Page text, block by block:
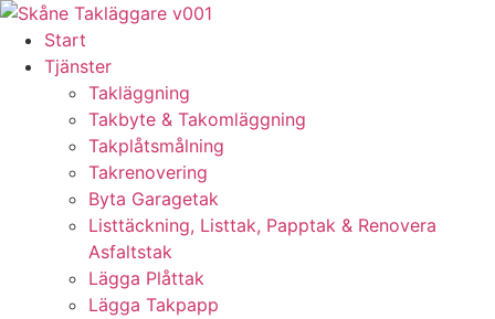
Skip
content
Start
Tjänster
Takläggning
Takbyte & Takomläggning
Takplåtsmålning
Takrenovering
Byta Garagetak
Listtäckning, Listtak, Papptak & Renovera
Asfaltstak
Lägga Plåttak
Lägga Takpapp